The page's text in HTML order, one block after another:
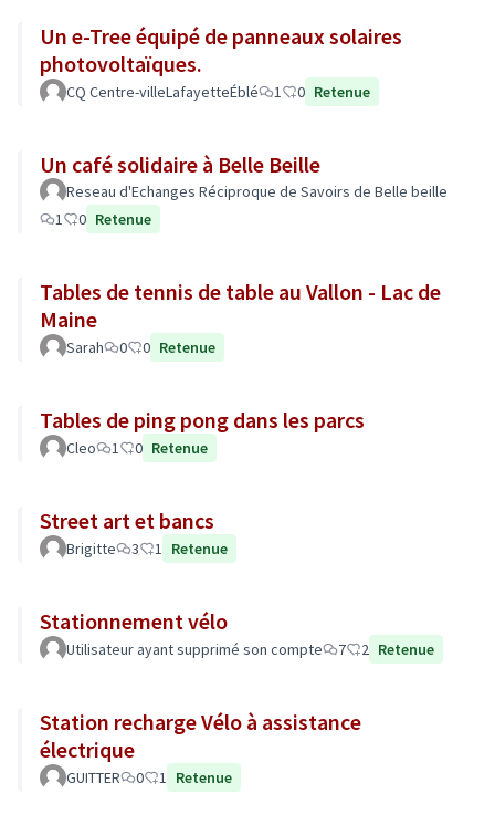
Un e-Tree équipé de panneaux solaires
photovoltaïques.
CQ Centre-villeLafayetteÉblé 1 0 Retenue
Un café solidaire à Belle Beille
Reseau d'Echanges Réciproque de Savoirs de Belle beille
1
0 Retenue
Tables de tennis de table au Vallon - Lac de
Maine
Sarah 0 0 Retenue
Tables de ping pong dans les parcs
Cleo 1 0 Retenue
Street art et bancs
Brigitte 3 1 Retenue
Stationnement vélo
Utilisateur ayant supprimé son compte 7 2 Retenue
Station recharge Vélo à assistance
électrique
GUITTER 0 1 Retenue